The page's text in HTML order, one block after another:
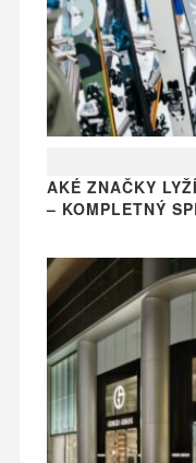
AKÉ ZNAČKY
– KOMPLETNÝ